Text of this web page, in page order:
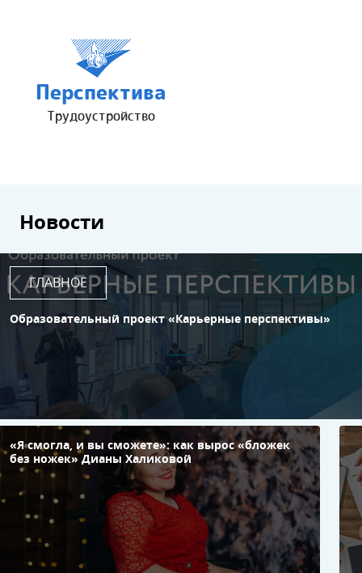
Перспектива
Трудоустройство
Новости
ГЛАВНОЕ
Образовательный проект «Карьерные перспективы»
«Я смогла, и вы сможете»: как вырос «бложек
без ножек» Дианы Халиковой